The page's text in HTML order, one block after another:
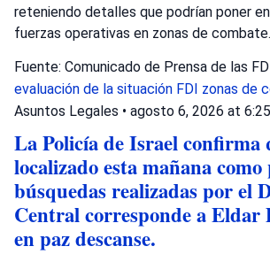
reteniendo detalles que podrían poner
fuerzas operativas en zonas de combate.
Fuente: Comunicado de Prensa de las
evaluación de la situación FDI zonas de
Asuntos Legales • agosto 6, 2026 at
La Policía de Israel confirma
localizado esta mañana
búsquedas realizadas por el
Central corresponde a Eldar
en paz descanse.